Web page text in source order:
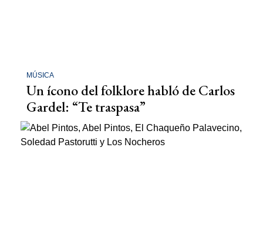
MÚSICA
Un ícono del folklore habló de Carlos
Gardel: “Te traspasa”